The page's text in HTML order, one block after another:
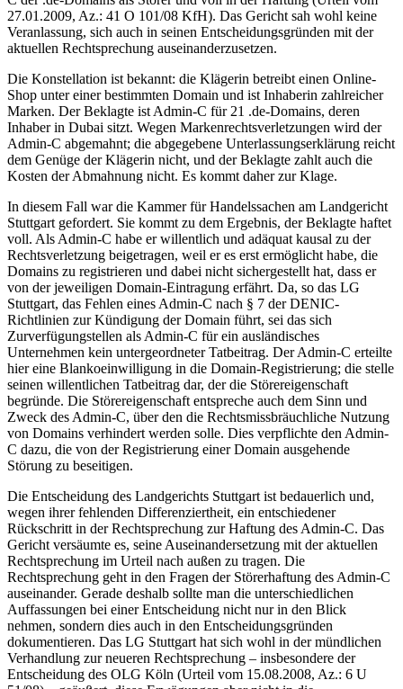
27.01.2009, Az.: 41 O 101/08 KfH). Das Gericht sah wohl keine
Veranlassung, sich auch in seinen Entscheidungsgründen mit der
aktuellen Rechtsprechung auseinanderzusetzen.
Die Konstellation ist bekannt: die Klägerin betreibt einen Online-
Shop unter einer bestimmten Domain und ist Inhaberin zahlreicher
Marken. Der Beklagte ist Admin-C für 21 .de-Domains, deren
Inhaber in Dubai sitzt. Wegen Markenrechtsverletzungen wird der
Admin-C abgemahnt; die abgegebene Unterlassungserklärung reicht
dem Genüge der Klägerin nicht, und der Beklagte zahlt auch die
Kosten der Abmahnung nicht. Es kommt daher zur Klage.
In diesem Fall war die Kammer für Handelssachen am Landgericht
Stuttgart gefordert. Sie kommt zu dem Ergebnis, der Beklagte haftet
voll. Als Admin-C habe er willentlich und adäquat kausal zu der
Rechtsverletzung beigetragen, weil er es erst ermöglicht habe, die
Domains zu registrieren und dabei nicht sichergestellt hat, dass er
von der jeweiligen Domain-Eintragung erfährt. Da, so das LG
Stuttgart, das Fehlen eines Admin-C nach § 7 der DENIC-
Richtlinien zur Kündigung der Domain führt, sei das sich
Zurverfügungstellen als Admin-C für ein ausländisches
Unternehmen kein untergeordneter Tatbeitrag. Der Admin-C erteilte
hier eine Blankoeinwilligung in die Domain-Registrierung; die stelle
seinen willentlichen Tatbeitrag dar, der die Störereigenschaft
begründe. Die Störereigenschaft entspreche auch dem Sinn und
Zweck des Admin-C, über den die Rechtsmissbräuchliche Nutzung
von Domains verhindert werden solle. Dies verpflichte den Admin-
C dazu, die von der Registrierung einer Domain ausgehende
Störung zu beseitigen.
Die Entscheidung des Landgerichts Stuttgart ist bedauerlich und,
wegen ihrer fehlenden Differenziertheit, ein entschiedener
Rückschritt in der Rechtsprechung zur Haftung des Admin-C. Das
Gericht versäumte es, seine Auseinandersetzung mit der aktuellen
Rechtsprechung im Urteil nach außen zu tragen. Die
Rechtsprechung geht in den Fragen der Störerhaftung des Admin-C
auseinander. Gerade deshalb sollte man die unterschiedlichen
Auffassungen bei einer Entscheidung nicht nur in den Blick
nehmen, sondern dies auch in den Entscheidungsgründen
dokumentieren. Das LG Stuttgart hat sich wohl in der mündlichen
Verhandlung zur neueren Rechtsprechung – insbesondere der
Entscheidung des OLG Köln (Urteil vom 15.08.2008, Az.: 6 U